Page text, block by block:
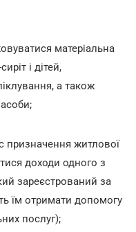
матеріальна
і дітей,
а також
призначення житлової
доходи одного з
зареєстрований за
їм отримати допомогу
послуг);